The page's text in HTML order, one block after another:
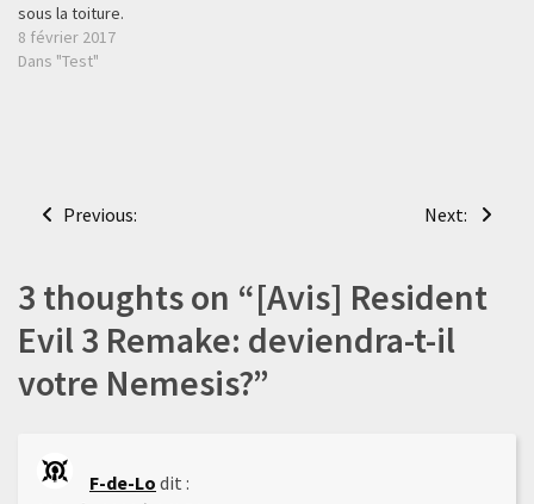
sous la toiture.
8 février 2017
Dans "Test"
Navigation
l’article
Previous: Next:
3 thoughts on “[Avis] Resident
Evil 3 Remake: deviendra-t-il
votre Nemesis?”
F-de-Lo dit :